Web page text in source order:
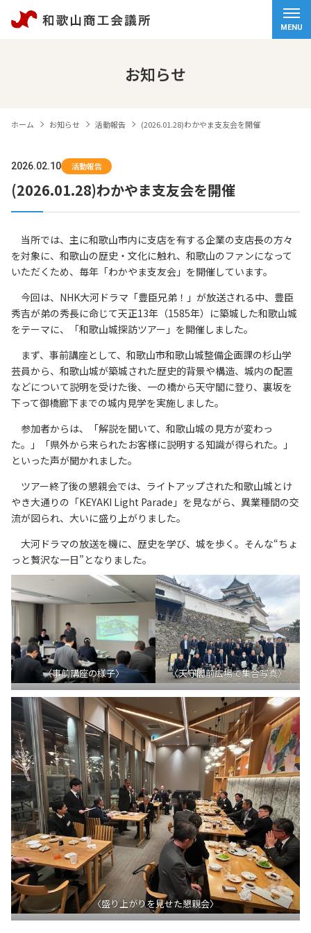
MENU
お知らせ
ホーム お知らせ 活動報告 (2026.01.28)わかやま支友会を開催
2026.02.10 活動報告
(2026.01.28)わかやま支友会を開催
当所では、主に和歌山市内に支店を有する企業の支店長の方々
を対象に、和歌山の歴史・文化に触れ、和歌山のファンになって
いただくため、毎年「わかやま支友会」を開催しています。
今回は、NHK大河ドラマ「豊臣兄弟！」が放送される中、豊臣
秀吉が弟の秀長に命じて天正13年（1585年）に築城した和歌山城
をテーマに、「和歌山城探訪ツアー」を開催しました。
まず、事前講座として、和歌山市和歌山城整備企画課の杉山学
芸員から、和歌山城が築城された歴史的背景や構造、城内の配置
などについて説明を受けた後、一の橋から天守閣に登り、裏坂を
下って御橋廊下までの城内見学を実施しました。
参加者からは、「解説を聞いて、和歌山城の見方が変わっ
た。」「県外から来られたお客様に説明する知識が得られた。」
といった声が聞かれました。
ツアー終了後の懇親会では、ライトアップされた和歌山城とけ
やき大通りの「KEYAKI Light Parade」を見ながら、異業種間の交
流が図られ、大いに盛り上がりました。
大河ドラマの放送を機に、歴史を学び、城を歩く。そんな“ちょ
っと贅沢な一日”となりました。
〈事前講座の様子〉 〈天守閣前広場で集合写真〉
〈盛り上がりを見せた懇親会〉
ホーム
経営サポート
検定試験
観光・物産
交通アクセス
個人情報保護方針
情報セキュリティ基本方針
リンク集
サイトマップ
073-422-1111
（受付時間：平日9:00～17:30）
お問い合わせ